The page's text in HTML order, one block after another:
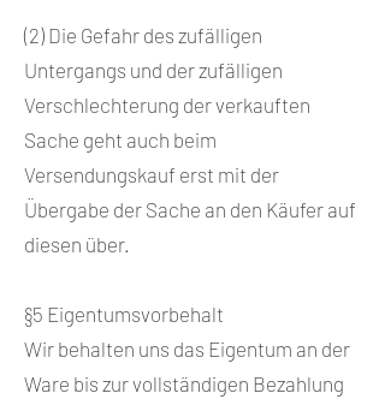
(2) Die Gefahr des zufälligen
Untergangs und der zufälligen
Verschlechterung der verkauften
Sache geht auch beim
Versendungskauf erst mit der
Übergabe der Sache an den Käufer auf
diesen über.
§5 Eigentumsvorbehalt
Wir behalten uns das Eigentum an der
Ware bis zur vollständigen Bezahlung